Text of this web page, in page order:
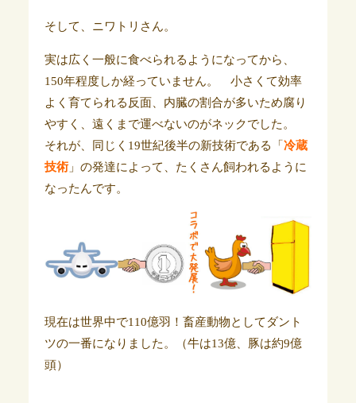
そして、ニワトリさん。
実は広く一般に食べられるようになってから、
150年程度しか経っていません。 小さくて効率
よく育てられる反面、内臓の割合が多いため腐り
やすく、遠くまで運べないのがネックでした。
それが、同じく19世紀後半の新技術である「冷蔵
技術」の発達によって、たくさん飼われるように
なったんです。
現在は世界中で110億羽！畜産動物としてダント
ツの一番になりました。（牛は13億、豚は約9億
頭）